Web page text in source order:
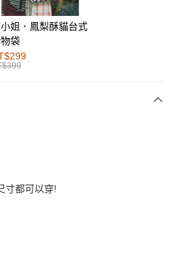
上)免運費
上)免運費
上)免運費
姐．鳳梨酥貓台式
袋
寸都可以穿!